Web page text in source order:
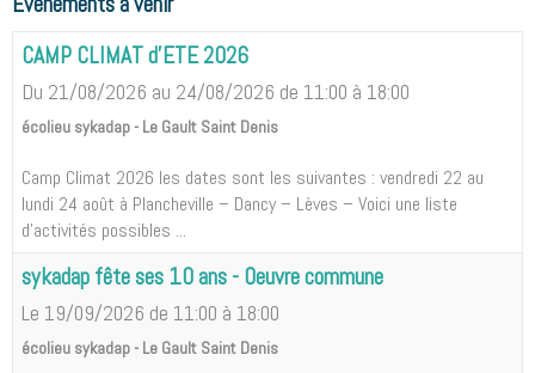
CAMP CLIMAT d'ETE 2026
Du 21/08/2026 au 24/08/2026 de 11:00 à 18:00
écolieu sykadap - Le Gault Saint Denis
Camp Climat 2026 les dates sont les suivantes : vendredi 22 au
lundi 24 août à Plancheville – Dancy – Lèves – Voici une liste
d'activités possibles ...
sykadap fête ses 10 ans - Oeuvre commune
Le 19/09/2026 de 11:00 à 18:00
écolieu sykadap - Le Gault Saint Denis